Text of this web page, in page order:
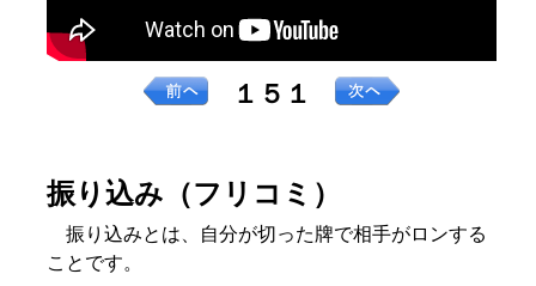
１５１
振り込み（フリコミ）
振り込みとは、自分が切った牌で相手がロンする
ことです。